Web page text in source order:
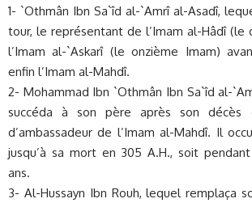
1- `Othmân Ibn Sa`îd al-`Amrî al-Asadî,
tour, le représentant de l’Imam al-Hâdî (le
l’Imam al-`Askarî (le onzième Imam)
enfin l’Imam al-Mahdî.
2- Mohammad Ibn `Othmân Ibn Sa`îd al-
succéda à son père après son décès
d’ambassadeur de l’Imam al-Mahdî. Il
jusqu’à sa mort en 305 A.H., soit
ans.
3- Al-Hussayn Ibn Rouh, lequel remplaça